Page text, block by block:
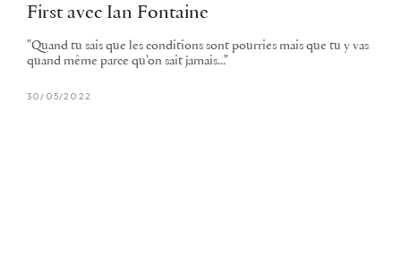
First avec Ian Fontaine
"Quand tu sais que les conditions sont pourries mais que tu y vas
quand même parce qu'on sait jamais..."
30/05/2022